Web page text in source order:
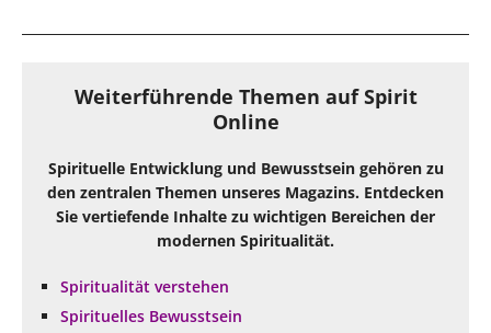
Weiterführende Themen auf Spirit
Online
Spirituelle Entwicklung und Bewusstsein gehören zu
den zentralen Themen unseres Magazins. Entdecken
Sie vertiefende Inhalte zu wichtigen Bereichen der
modernen Spiritualität.
Spiritualität verstehen
Spirituelles Bewusstsein